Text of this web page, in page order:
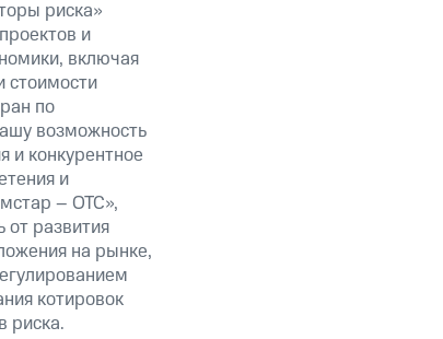
риска»
и
включая
стоимости
по
возможность
и конкурентное
и
– ОТС»,
развития
на рынке,
котировок
риска.